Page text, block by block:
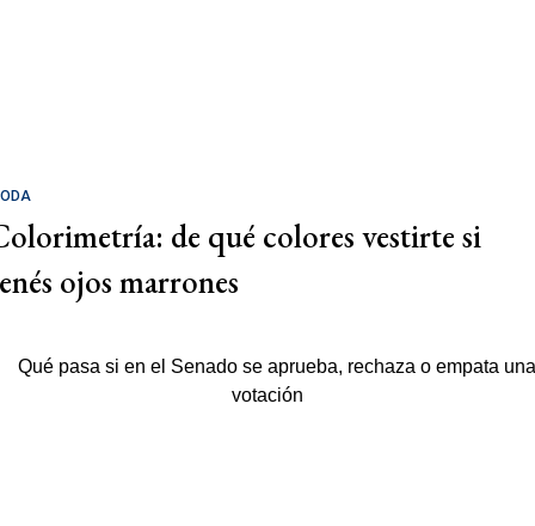
de qué colores vestirte si
ojos marrones